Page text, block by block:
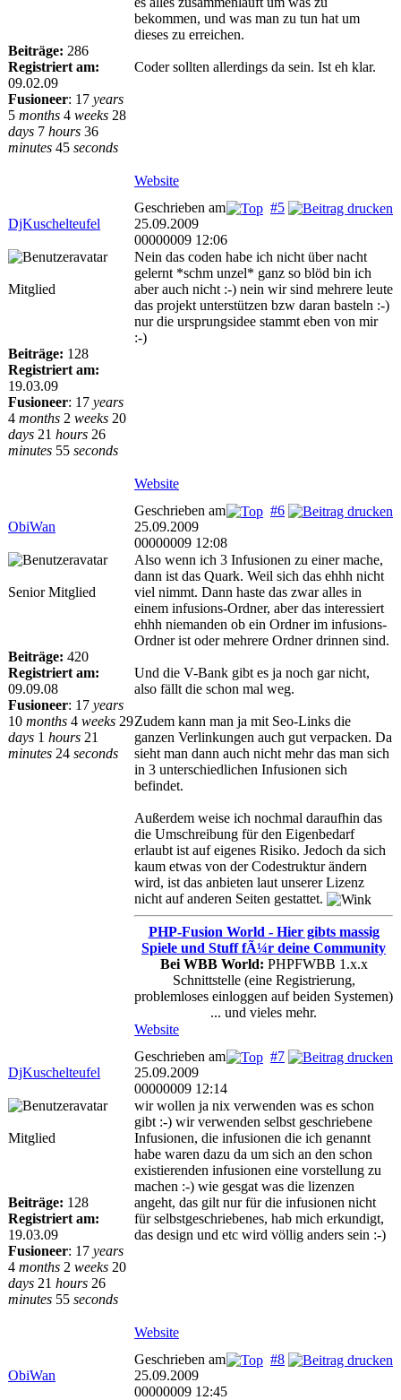
Beiträge: 286
Registriert am:
09.02.09
Fusioneer: 17 years
5 months 4 weeks 28
days 7 hours 36
minutes 45 seconds
bekommen, und was man zu tun hat um
dieses zu erreichen.
Coder sollten allerdings da sein. Ist eh klar.
Website
DjKuschelteufel
#5
Geschrieben am
25.09.2009
00000009 12:06
Mitglied
Beiträge: 128
Registriert am:
19.03.09
Fusioneer: 17 years
4 months 2 weeks 20
days 21 hours 26
minutes 55 seconds
Nein das coden habe ich nicht über nacht
gelernt *schm unzel* ganz so blöd bin ich
aber auch nicht :-) nein wir sind mehrere leute
das projekt unterstützen bzw daran basteln :-)
nur die ursprungsidee stammt eben von mir
:-)
Website
ObiWan
#6
Geschrieben am
25.09.2009
00000009 12:08
Senior Mitglied
Beiträge: 420
Registriert am:
09.09.08
Fusioneer: 17 years
10 months 4 weeks 29
days 1 hours 21
minutes 24 seconds
Also wenn ich 3 Infusionen zu einer mache,
dann ist das Quark. Weil sich das ehhh nicht
viel nimmt. Dann haste das zwar alles in
einem infusions-Ordner, aber das interessiert
ehhh niemanden ob ein Ordner im infusions-
Ordner ist oder mehrere Ordner drinnen sind.
Und die V-Bank gibt es ja noch gar nicht,
also fällt die schon mal weg.
Zudem kann man ja mit Seo-Links die
ganzen Verlinkungen auch gut verpacken. Da
sieht man dann auch nicht mehr das man sich
in 3 unterschiedlichen Infusionen sich
befindet.
Außerdem weise ich nochmal daraufhin das
die Umschreibung für den Eigenbedarf
erlaubt ist auf eigenes Risiko. Jedoch da sich
kaum etwas von der Codestruktur ändern
wird, ist das anbieten laut unserer Lizenz
nicht auf anderen Seiten gestattet.
PHP-Fusion World - Hier gibts massig
Spiele und Stuff fÃ¼r deine Community
Bei WBB World: PHPFWBB 1.x.x
Schnittstelle (eine Registrierung,
problemloses einloggen auf beiden Systemen)
... und vieles mehr.
Website
DjKuschelteufel
#7
Geschrieben am
25.09.2009
00000009 12:14
Mitglied
Beiträge: 128
Registriert am:
19.03.09
Fusioneer: 17 years
4 months 2 weeks 20
days 21 hours 26
minutes 55 seconds
wir wollen ja nix verwenden was es schon
gibt :-) wir verwenden selbst geschriebene
Infusionen, die infusionen die ich genannt
habe waren dazu da um sich an den schon
existierenden infusionen eine vorstellung zu
machen :-) wie gesgat was die lizenzen
angeht, das gilt nur für die infusionen nicht
für selbstgeschriebenes, hab mich erkundigt,
das design und etc wird völlig anders sein :-)
Website
ObiWan
#8
Geschrieben am
25.09.2009
00000009 12:45